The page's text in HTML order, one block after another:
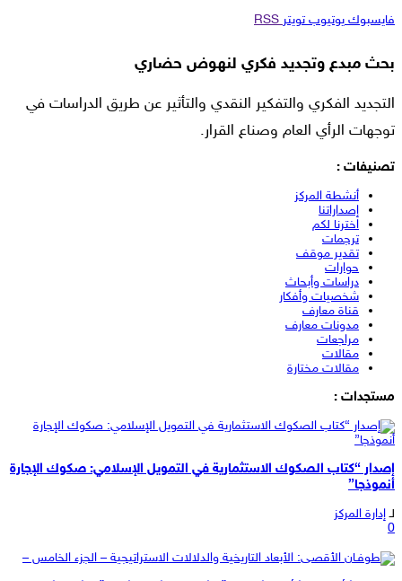
فايسبوك يوتيوب تويتر RSS
بحث مبدع وتجديد فكري لنهوض حضاري
التجديد الفكري والتفكير النقدي والتأثير عن طريق الدراسات في
توجهات الرأي العام وصناع القرار.
تصنيفات :
أنشطة المركز
إصداراتنا
اخترنا لكم
ترجمات
تقدير موقف
حوارات
دراسات وأبحاث
شخصيات وأفكار
قناة معارف
مدونات معارف
مراجعات
مقالات
مقالات مختارة
مستجدات :
إصدار “كتاب الصكوك الاستثمارية في التمويل الإسلامي: صكوك الإجارة
أنموذجا”
لـ إدارة المركز
0